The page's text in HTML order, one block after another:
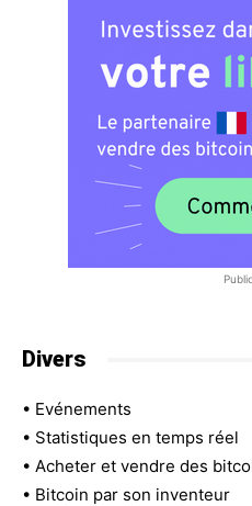
Divers
• Evénements
• Statistiques en temps réel
• Acheter et vendre des
• Bitcoin par son inventeur